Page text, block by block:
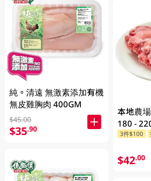
純。清遠 無激素添加有機
無皮雞胸肉 400GM
$45.00
$35.90
本地農
180 -
3件$100
$42.00